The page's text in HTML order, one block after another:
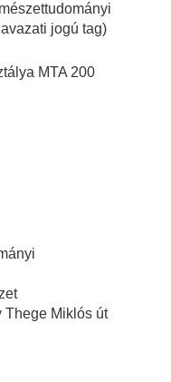
jogú tag)
MTA 200
Thege Miklós út